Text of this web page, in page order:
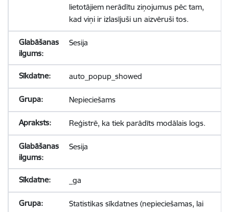
lietotājiem nerādītu ziņojumus pēc tam,
kad viņi ir izlasījuši un aizvēruši tos.
Sesija
auto_popup_showed
Nepieciešams
Reģistrē, ka tiek parādīts modālais logs.
Sesija
_ga
Statistikas sīkdatnes (nepieciešamas, lai